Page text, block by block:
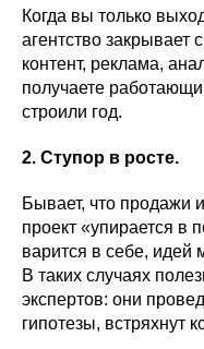
Когда вы только
агентство закрывает
контент, реклама,
получаете
строили год.
2. Ступор в росте.
Бывает, что продажи
проект «упирается в
варится в себе, идей
В таких случаях
экспертов: они
гипотезы, встряхнут